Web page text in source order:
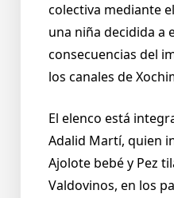
colectiva mediante
una niña decidida a
consecuencias del
los canales de
El elenco está
Adalid Martí, quien
Ajolote bebé y Pez
Valdovinos, en los